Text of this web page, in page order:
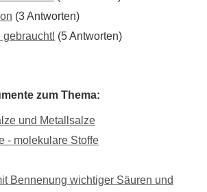
(3 Antworten)
gebraucht! (5 Antworten)
zum Thema:
und Metallsalze
- molekulare Stoffe
Bennenung wichtiger Säuren und